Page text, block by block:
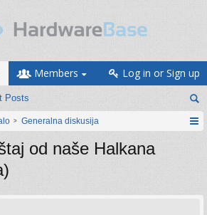
Posts
Members Log in or Sign up
Generalna diskusija
od naše Halkana